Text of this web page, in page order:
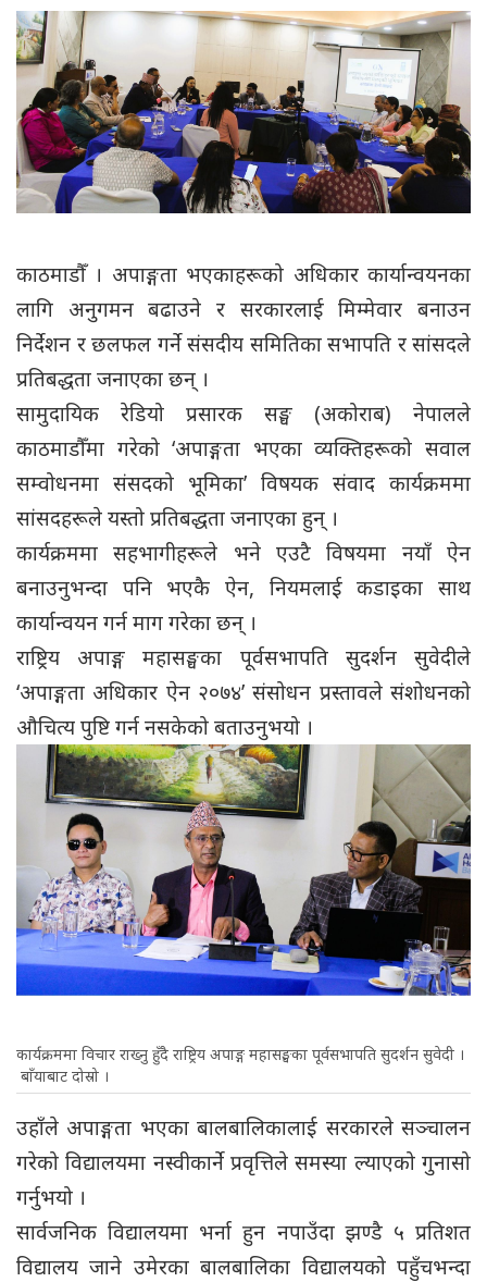
काठमाडौँ । अपाङ्गता भएकाहरूको अधिकार कार्यान्वयनका
लागि अनुगमन बढाउने र सरकारलाई मिम्मेवार बनाउन
निर्देशन र छलफल गर्ने संसदीय समितिका सभापति र सांसदले
प्रतिबद्धता जनाएका छन् ।
सामुदायिक रेडियो प्रसारक सङ्घ (अकोराब) नेपालले
काठमाडौँमा गरेको ‘अपाङ्गता भएका व्यक्तिहरूको सवाल
सम्वोधनमा संसदको भूमिका’ विषयक संवाद कार्यक्रममा
सांसदहरूले यस्तो प्रतिबद्धता जनाएका हुन् ।
कार्यक्रममा सहभागीहरूले भने एउटै विषयमा नयाँ ऐन
बनाउनुभन्दा पनि भएकै ऐन, नियमलाई कडाइका साथ
कार्यान्वयन गर्न माग गरेका छन् ।
राष्ट्रिय अपाङ्ग महासङ्घका पूर्वसभापति सुदर्शन सुवेदीले
‘अपाङ्गता अधिकार ऐन २०७४’ संसोधन प्रस्तावले संशोधनको
औचित्य पुष्टि गर्न नसकेको बताउनुभयो ।
कार्यक्रममा विचार राख्नु हुँदै राष्ट्रिय अपाङ्ग महासङ्घका पूर्वसभापति सुदर्शन सुवेदी ।
बाँयाबाट दोस्रो ।
उहाँले अपाङ्गता भएका बालबालिकालाई सरकारले सञ्चालन
गरेको विद्यालयमा नस्वीकार्ने प्रवृत्तिले समस्या ल्याएको गुनासो
गर्नुभयो ।
सार्वजनिक विद्यालयमा भर्ना हुन नपाउँदा झण्डै ५ प्रतिशत
विद्यालय जाने उमेरका बालबालिका विद्यालयको पहुँचभन्दा